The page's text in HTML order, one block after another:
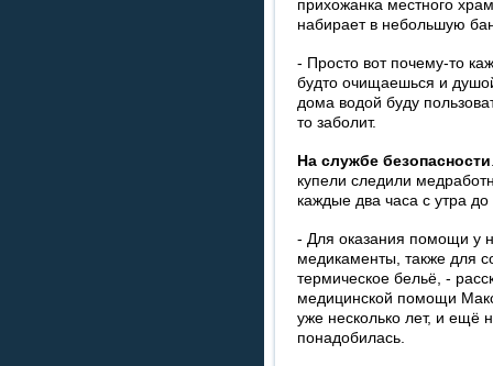
прихожанка местного
набирает в небольшую
- Просто вот почему-то
будто очищаешься и
дома водой буду
то заболит.
На службе безопасности
купели следили
каждые два часа с утра
- Для оказания помощи у
медикаменты, также для
термическое бельё, -
медицинской помощи
уже несколько лет, и ещё
понадобилась.